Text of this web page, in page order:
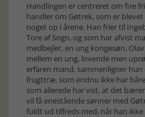
Handlingen er centreret om fire
handler om Gøtrek, som er
noget op i årene. Han frier til
Tore af Sogn, og som har afvist
medbejler, en ung kongesøn,
mellem en ung, lovende men
erfaren mand, sammenligner
frugttræ, som endnu ikke har
som allerede har vist, at det
vil få enestående sønner med
fuldt ud tilfreds med, når han ikke